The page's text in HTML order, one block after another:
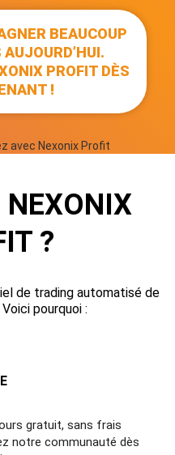
BEAUCOUP
AUJOURD’HUI.
PROFIT DÈS
!
NEXONIX
?
de trading automatisé de
pourquoi :
gratuit, sans frais
notre communauté dès